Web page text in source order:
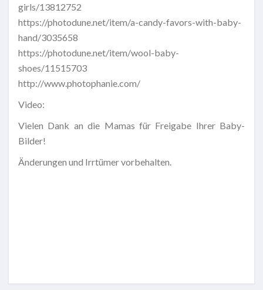
girls/13812752
https://photodune.net/item/a-candy-favors-with-baby-
hand/3035658
https://photodune.net/item/wool-baby-
shoes/11515703
http://www.photophanie.com/
Video:
Vielen Dank an die Mamas für Freigabe Ihrer Baby-
Bilder!
Änderungen und Irrtümer vorbehalten.